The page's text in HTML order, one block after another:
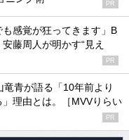
PR
も感覚が狂ってきます」B
藤周人が明かす“見え
PR
青が語る「10年前より
理由とは。［MVVりらい
PR